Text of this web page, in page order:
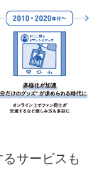
サービスも